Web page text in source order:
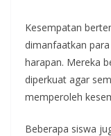
Kesempatan
dimanfaatkan
harapan. Mereka
diperkuat agar
memperoleh
Beberapa siswa